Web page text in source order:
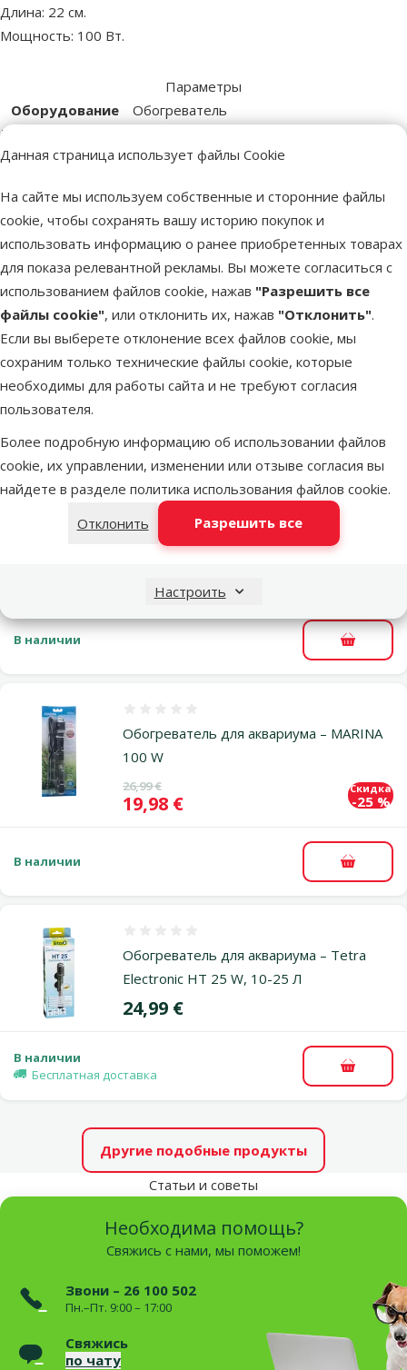
Данная страница использует файлы Cookie
На сайте мы используем собственные и сторонние файлы
cookie, чтобы сохранять вашу историю покупок и
использовать информацию о ранее приобретенных товарах
для показа релевантной рекламы. Вы можете согласиться с
использованием файлов cookie, нажав "Разрешить все
файлы cookie", или отклонить их, нажав "Отклонить".
Если вы выберете отклонение всех файлов cookie, мы
сохраним только технические файлы cookie, которые
необходимы для работы сайта и не требуют согласия
пользователя.
Более подробную информацию об использовании файлов
cookie, их управлении, изменении или отзыве согласия вы
найдете в разделе политика использования файлов cookie.
Отклонить
Разрешить все
Настроить
Длина: 22 см.
Мощность: 100 Вт.
Параметры
Оборудование
Обогреватель
Мощность (Ватт)
Бренд
Marina
EAN
015561112338
Похожие продукты
Обогреватель для аквариума – MARINA
50 W mini
Оценка 0%
Исходная цена
24,99 €
Цена
18,98 €
Скидка
-24 %
В наличии
Обогреватель для аквариума – MARINA
50 W
Оценка 0%
19,98 €
В наличии В
Обогреватель для аквариума – MARINA
100 W
Исходная цена
26,99 €
Цена
19,98 €
Скидка
-25 %
В наличии В
Обогреватель для аквариума – Tetra
Electronic HT 25 W, 10-25 Л
Цена
24,99 €
В наличии
Бесплатная доставка
В
Другие подобные продукты
Статьи и советы
Необходима помощь?
Свяжись с нами, мы поможем!
Звони – 26 100 502
Пн.–Пт. 9:00 – 17:00
Свяжись
по чату